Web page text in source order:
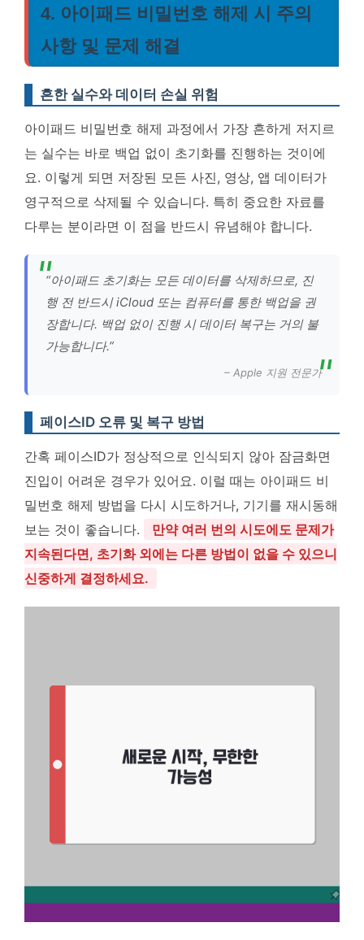
4. 아이패드 비밀번호 해제 시 주의
사항 및 문제 해결
흔한 실수와 데이터 손실 위험
아이패드 비밀번호 해제 과정에서 가장 흔하게 저지르
는 실수는 바로 백업 없이 초기화를 진행하는 것이에
요. 이렇게 되면 저장된 모든 사진, 영상, 앱 데이터가
영구적으로 삭제될 수 있습니다. 특히 중요한 자료를
다루는 분이라면 이 점을 반드시 유념해야 합니다.
“아이패드 초기화는 모든 데이터를 삭제하므로, 진
행 전 반드시 iCloud 또는 컴퓨터를 통한 백업을 권
장합니다. 백업 없이 진행 시 데이터 복구는 거의 불
가능합니다.”
– Apple 지원 전문가
페이스ID 오류 및 복구 방법
간혹 페이스ID가 정상적으로 인식되지 않아 잠금화면
진입이 어려운 경우가 있어요. 이럴 때는 아이패드 비
밀번호 해제 방법을 다시 시도하거나, 기기를 재시동해
보는 것이 좋습니다.
만약 여러 번의 시도에도 문제가
지속된다면, 초기화 외에는 다른 방법이 없을 수 있으니
신중하게 결정하세요.